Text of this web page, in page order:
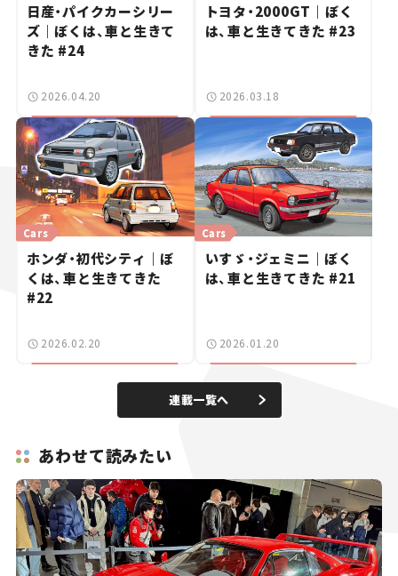
日産・パイクカーシリー
ズ｜ぼくは、車と生きて
きた #24
2026.04.20
トヨタ・2000GT｜ぼく
は、車と生きてきた #23
2026.03.18
Cars
ホンダ・初代シティ｜ぼ
くは、車と生きてきた
#22
2026.02.20
Cars
いすゞ・ジェミニ｜ぼく
は、車と生きてきた #21
2026.01.20
連載一覧へ
あわせて読みたい